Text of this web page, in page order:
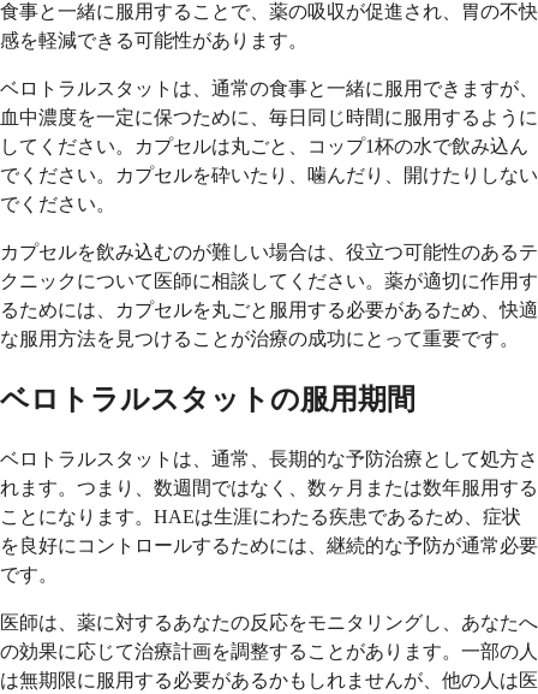
食事と一緒に服用することで、薬の吸収が促進され、胃の不快
感を軽減できる可能性があります。
ベロトラルスタットは、通常の食事と一緒に服用できますが、
血中濃度を一定に保つために、毎日同じ時間に服用するように
してください。カプセルは丸ごと、コップ1杯の水で飲み込ん
でください。カプセルを砕いたり、噛んだり、開けたりしない
でください。
カプセルを飲み込むのが難しい場合は、役立つ可能性のあるテ
クニックについて医師に相談してください。薬が適切に作用す
るためには、カプセルを丸ごと服用する必要があるため、快適
な服用方法を見つけることが治療の成功にとって重要です。
ベロトラルスタットの服用期間
ベロトラルスタットは、通常、長期的な予防治療として処方さ
れます。つまり、数週間ではなく、数ヶ月または数年服用する
ことになります。HAEは生涯にわたる疾患であるため、症状
を良好にコントロールするためには、継続的な予防が通常必要
です。
医師は、薬に対するあなたの反応をモニタリングし、あなたへ
の効果に応じて治療計画を調整することがあります。一部の人
は無期限に服用する必要があるかもしれませんが、他の人は医